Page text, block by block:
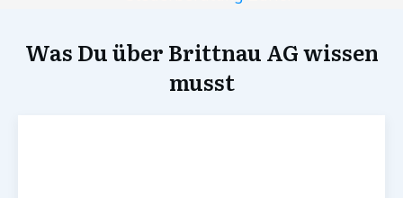
Was Du über Brittnau AG wissen
musst